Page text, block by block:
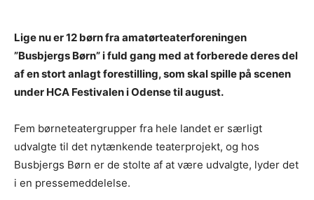
Lige nu er 12 børn fra amatørteaterforeningen
”Busbjergs Børn” i fuld gang med at forberede deres del
af en stort anlagt forestilling, som skal spille på scenen
under HCA Festivalen i Odense til august.
Fem børneteatergrupper fra hele landet er særligt
udvalgte til det nytænkende teaterprojekt, og hos
Busbjergs Børn er de stolte af at være udvalgte, lyder det
i en pressemeddelelse.